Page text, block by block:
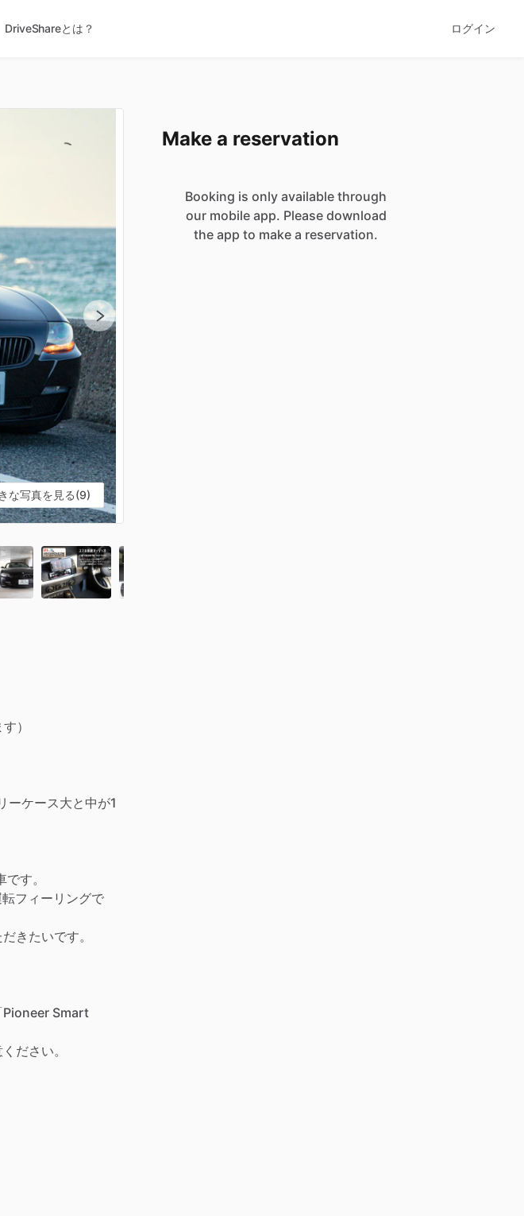
DriveShareとは？ ログイン
な写真を見る(9)
）
ーケース大と中が1
す。
フィーリングで
きたいです。
Pioneer Smart
ださい。
Make a reservation
Booking is only available through
our mobile app. Please download
the app to make a reservation.